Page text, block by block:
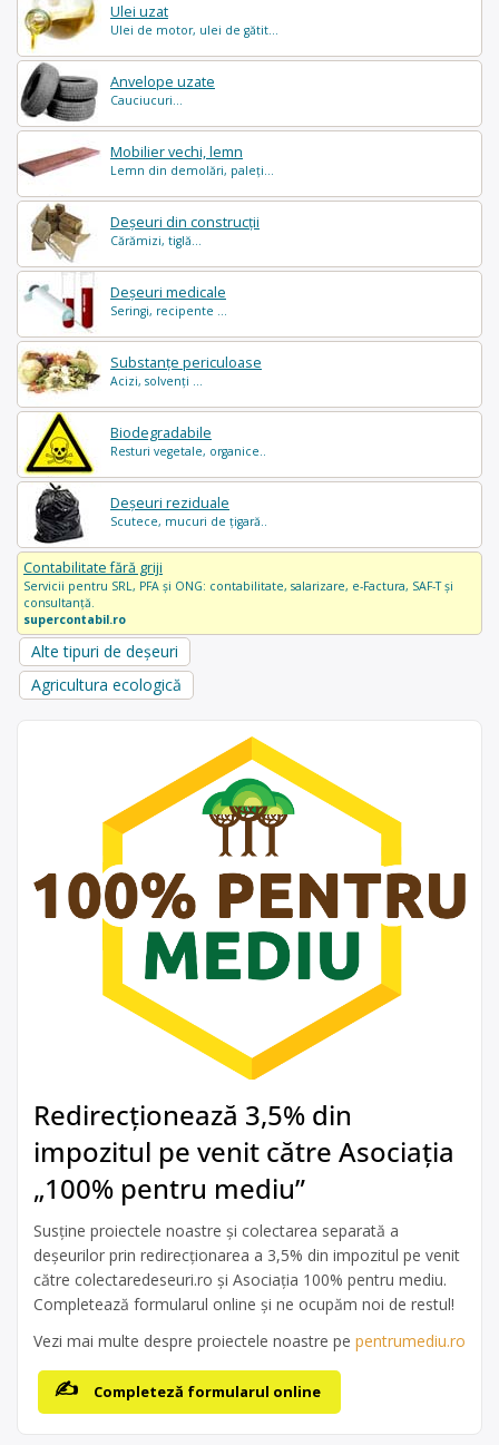
Ulei uzat
Ulei de motor, ulei de gătit...
Anvelope uzate
Cauciucuri...
Mobilier vechi, lemn
Lemn din demolări, paleți...
Deșeuri din construcții
Cărămizi, tiglă...
Deșeuri medicale
Seringi, recipente ...
Substanțe periculoase
Acizi, solvenți ...
Biodegradabile
Resturi vegetale, organice..
Deșeuri reziduale
Scutece, mucuri de țigară..
Contabilitate fără griji
Servicii pentru SRL, PFA și ONG: contabilitate, salarizare, e-Factura, SAF-T și
consultanță.
supercontabil.ro
Alte tipuri de deșeuri
Agricultura ecologică
Redirecționează 3,5% din
impozitul pe venit către Asociația
„100% pentru mediu”
Susține proiectele noastre și colectarea separată a
deșeurilor prin redirecționarea a 3,5% din impozitul pe venit
către colectaredeseuri.ro și Asociația 100% pentru mediu.
Completează formularul online și ne ocupăm noi de restul!
Vezi mai multe despre proiectele noastre pe pentrumediu.ro
Completeză formularul online